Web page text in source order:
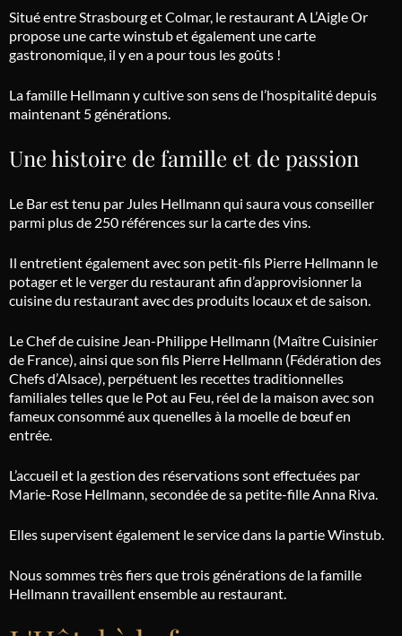
Situé entre Strasbourg et Colmar, le restaurant A L’Aigle Or
propose une cartewinstubet également une carte
gastronomique, il y en a pour tous les goûts !
La famille Hellmann y cultive son sens de l’hospitalité depuis
maintenant 5 générations.
Une histoire de famille et de passion
Le Bar est tenu par Jules Hellmann qui saura vous conseiller
parmi plus de 250 références sur la carte des vins.
Il entretient également avec son petit-fils Pierre Hellmann le
potager et le verger du restaurant afin d’approvisionner la
cuisine du restaurant avec des produits locaux et de saison.
Le Chef de cuisine Jean-Philippe Hellmann (Maître Cuisinier
de France), ainsi que son fils Pierre Hellmann (Fédération des
Chefs d’Alsace), perpétuent les recettes traditionnelles
familiales telles que le Pot au Feu, réel de la maison avec son
fameux consommé aux quenelles à la moelle de bœuf en
entrée.
L’accueil et la gestion des réservations sont effectuées par
Marie-Rose Hellmann , secondée de sa petite-fille Anna Riva.
Elles supervisent également le service dans la partie Winstub.
Nous sommes très fiers que trois générations de la famille
Hellmann travaillent ensemble au restaurant.